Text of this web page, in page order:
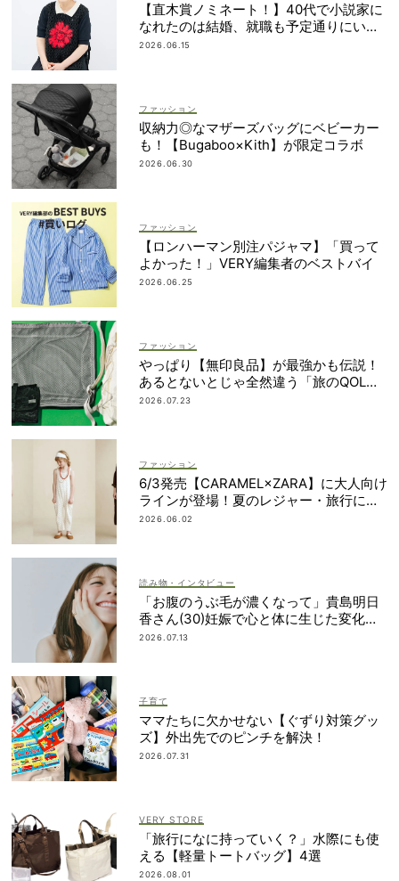
【直木賞ノミネート！】40代で小説家に
なれたのは結婚、就職も予定通りにいか
なかったから｜朝倉かすみさん
2026.06.15
ファッション
収納力◎なマザーズバッグにベビーカー
も！【Bugaboo×Kith】が限定コラボ
2026.06.30
ファッション
【ロンハーマン別注パジャマ】「買って
よかった！」VERY編集者のベストバイ
2026.06.25
ファッション
やっぱり【無印良品】が最強かも伝説！
あるとないとじゃ全然違う「旅のQOL爆
上げアイテム」
2026.07.23
ファッション
6/3発売【CARAMEL×ZARA】に大人向け
ラインが登場！夏のレジャー・旅行にも
おすすめ
2026.06.02
読み物・インタビュー
「お腹のうぶ毛が濃くなって」貴島明日
香さん(30)妊娠で心と体に生じた変化も
「愛しいです」
2026.07.13
子育て
ママたちに欠かせない【ぐずり対策グッ
ズ】外出先でのピンチを解決！
2026.07.31
VERY STORE
「旅行になに持っていく？」水際にも使
える【軽量トートバッグ】4選
2026.08.01